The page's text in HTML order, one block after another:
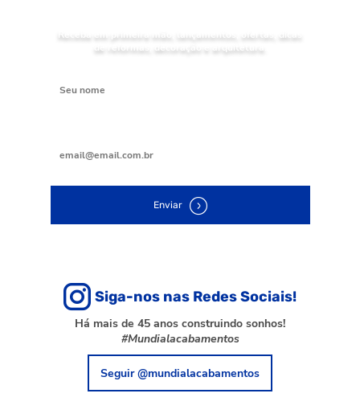
Receba em primeira mão, lançamentos, ofertas, dicas
de reformas, decoração e arquitetura.
Enviar
Siga-nos nas Redes Sociais!
Há mais de 45 anos construindo sonhos!
#Mundialacabamentos
Seguir @mundialacabamentos